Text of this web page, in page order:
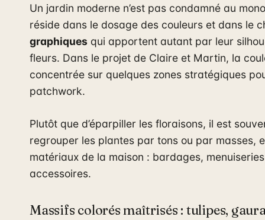
Un jardin moderne n’est pas condamné au
réside dans le dosage des couleurs et dans le
graphiques qui apportent autant par leur
fleurs. Dans le projet de Claire et Martin, la
concentrée sur quelques zones stratégiques
patchwork.
Plutôt que d’éparpiller les floraisons, il est
regrouper les plantes par tons ou par masses,
matériaux de la maison : bardages,
accessoires.
Massifs colorés maîtrisés : tulipes,